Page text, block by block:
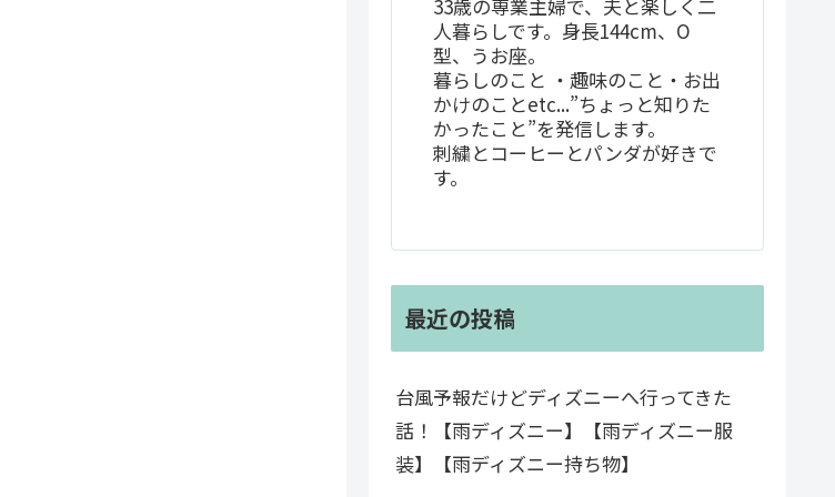
33歳の専業主婦で、夫と楽しく二
人暮らしです。身長144cm、O
型、うお座。
暮らしのこと ・趣味のこと・お出
かけのことetc...”ちょっと知りた
かったこと”を発信します。
刺繍とコーヒーとパンダが好きで
す。
最近の投稿
台風予報だけどディズニーへ行ってきた
話！【雨ディズニー】【雨ディズニー服
装】【雨ディズニー持ち物】